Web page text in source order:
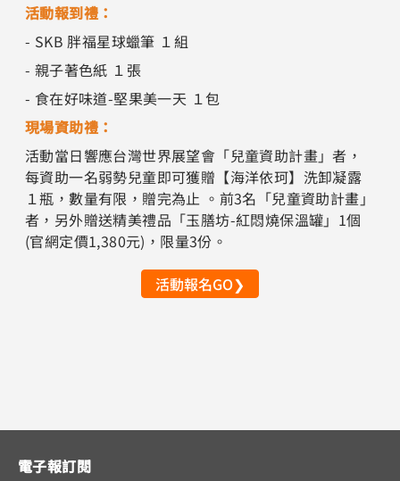
活動報到禮：
- SKB 胖福星球蠟筆 １組
- 親子著色紙 １張
- 食在好味道-堅果美一天 １包
現場資助禮：
活動當日響應台灣世界展望會「兒童資助計畫」者，
每資助一名弱勢兒童即可獲贈【海洋依珂】洗卸凝露
１瓶，數量有限，贈完為止 。前3名「兒童資助計畫」
者，另外贈送精美禮品「玉膳坊-紅悶燒保溫罐」1個
(官網定價1,380元)，限量3份。
活動報名GO❯
電子報訂閱